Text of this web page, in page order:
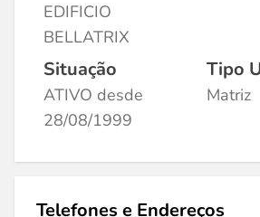
EDIFICIO
BELLATRIX
Situação
ATIVO desde
28/08/1999
Tipo
Matriz
Telefones e Endereços